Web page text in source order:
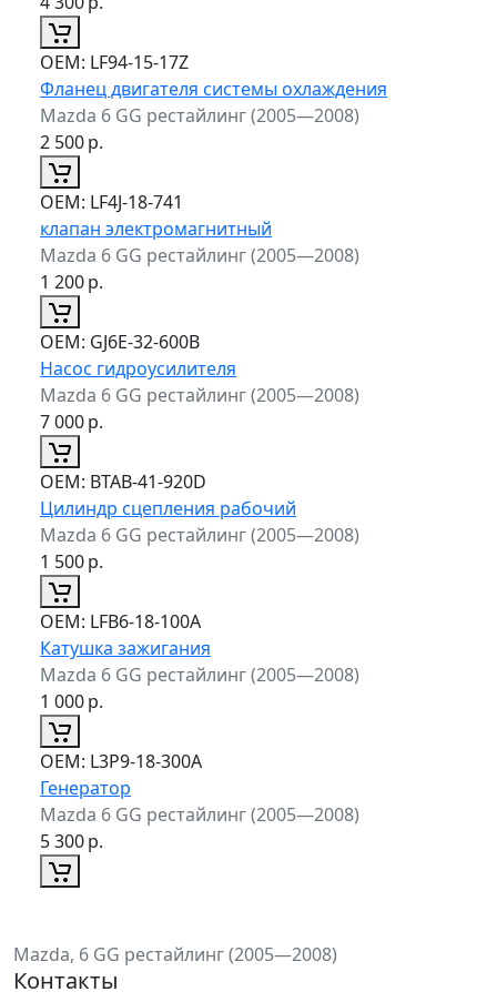
ОЕМ: LF94-15-17Z
Фланец двигателя системы охлаждения
Mazda 6 GG рестайлинг (2005—2008)
2 500р.
ОЕМ: LF4J-18-741
клапан электромагнитный
Mazda 6 GG рестайлинг (2005—2008)
1 200р.
ОЕМ: GJ6E-32-600B
Насос гидроусилителя
Mazda 6 GG рестайлинг (2005—2008)
7 000р.
ОЕМ: BTAB-41-920D
Цилиндр сцепления рабочий
Mazda 6 GG рестайлинг (2005—2008)
1 500р.
ОЕМ: LFB6-18-100A
Катушка зажигания
Mazda 6 GG рестайлинг (2005—2008)
1 000р.
ОЕМ: L3P9-18-300A
Генератор
Mazda 6 GG рестайлинг (2005—2008)
5 300р.
Mazda, 6 GG рестайлинг (2005—2008)
Контакты